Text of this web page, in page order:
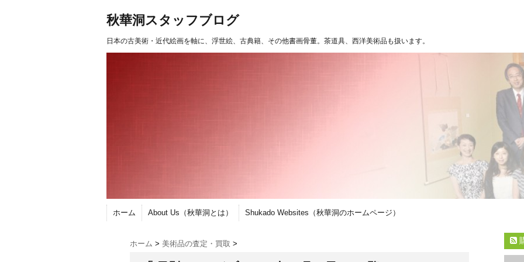
秋華洞スタッフブログ
日本の古美術・近代絵画を軸に、浮世絵、古典籍、その他書画骨董。茶道具、西洋美術品も扱います。
ホーム About Us（秋華洞とは） Shukado Websites（秋華洞のホームページ）
ホーム > 美術品の査定・買取 >